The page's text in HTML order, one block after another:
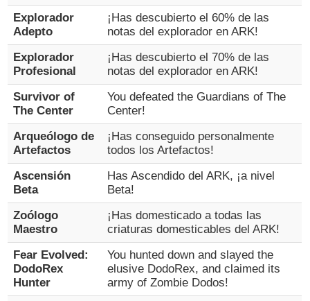
Explorador
Adepto
¡Has descubierto el 60% de las
notas del explorador en ARK!
Explorador
Profesional
¡Has descubierto el 70% de las
notas del explorador en ARK!
Survivor of
The Center
You defeated the Guardians of The
Center!
Arqueólogo de
Artefactos
¡Has conseguido personalmente
todos los Artefactos!
Ascensión
Beta
Has Ascendido del ARK, ¡a nivel
Beta!
Zoólogo
Maestro
¡Has domesticado a todas las
criaturas domesticables del ARK!
Fear Evolved:
DodoRex
Hunter
You hunted down and slayed the
elusive DodoRex, and claimed its
army of Zombie Dodos!